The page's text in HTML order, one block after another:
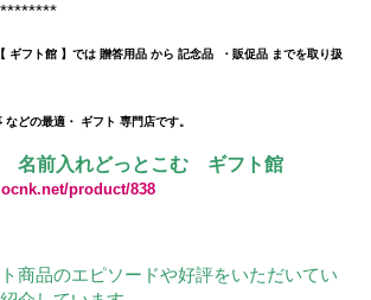
ギフト館 】では 贈答用品 から 記念品 ・販促品 までを取り扱
どの最適・ ギフト 専門店です。
名前入れどっとこむ ギフト館
product/838
商品のエピソードや好評をいただいてい